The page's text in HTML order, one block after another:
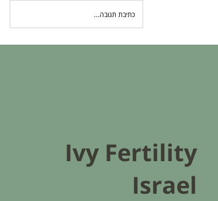
כתיבת תגובה...
Ivy Fertility
Israel